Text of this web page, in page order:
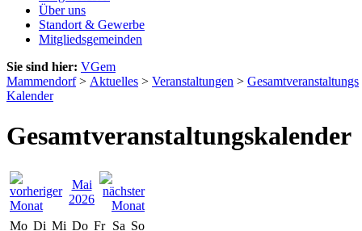
Über uns
Standort & Gewerbe
Mitgliedsgemeinden
Sie sind hier: VGem
Mammendorf> Aktuelles > Veranstaltungen > Gesamtveranstaltungs
Kalender
Gesamtveranstaltungskalender
Mai
2026
Mo Di Mi Do Fr Sa So